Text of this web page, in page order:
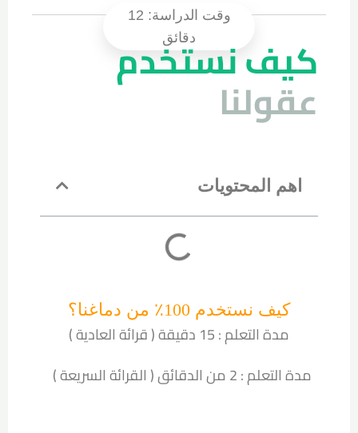
كيف نستخدم
عقولنا
اهم المحتويات
كيف نستخدم 100٪ من دماغنا؟
مدة التعلم : 15 دقيقة ( قرائة العادية )
مدة التعلم : 2 من الدقائق ( القرائة السريعة )